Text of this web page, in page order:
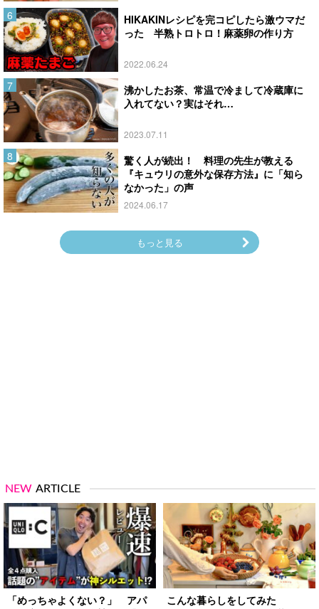
HIKAKINレシピを完コピしたら激ウマだ
った 半熟トロトロ！麻薬卵の作り方
2022.06.24
沸かしたお茶、常温で冷まして冷蔵庫に
入れてない？実はそれ…
2023.07.11
驚く人が続出！ 料理の先生が教える
『キュウリの意外な保存方法』に「知ら
なかった」の声
2024.06.17
もっと見る
NEW ARTICLE
「めっちゃよくない？」 アパ
こんな暮らしをしてみた